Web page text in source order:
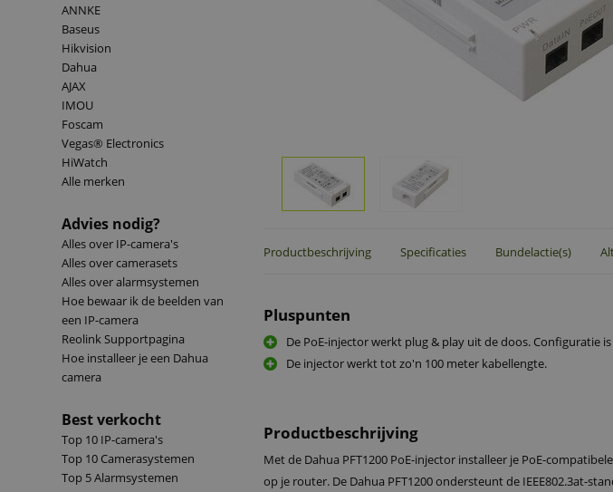
ANNKE
Baseus
Hikvision
Dahua
AJAX
IMOU
Foscam
Vegas® Electronics
HiWatch
Alle merken
Advies nodig?
Alles over IP-camera's
Alles over camerasets
Alles over alarmsystemen
Hoe bewaar ik de beelden van
een IP-camera
Reolink Supportpagina
Hoe installeer je een Dahua
camera
Best verkocht
Top 10 IP-camera's
Top 10 Camerasystemen
Top 5 Alarmsystemen
Productbeschrijving Specificaties Bundelactie(s)
Pluspunten
De PoE-injector werkt plug & play uit de doos. Configuratie
De injector werkt tot zo'n 100 meter kabellengte.
Productbeschrijving
Met de Dahua PFT1200 PoE-injector installeer je PoE-
op je router. De Dahua PFT1200 ondersteunt de IEEE802.3at-